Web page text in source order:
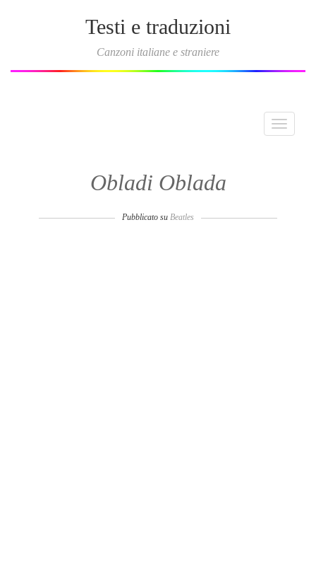
Testi e traduzioni
Canzoni italiane e straniere
Toggle
Obladi Oblada
Pubblicato su Beatles